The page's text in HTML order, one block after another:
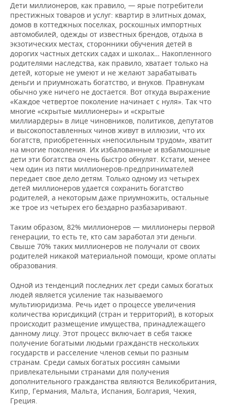
Дети миллионеров, как правило, — ярые потребители
престижных товаров и услуг: квартир в элитных домах,
домов в коттеджных поселках, роскошных импортных
автомобилей, одежды от известных брендов, отдыха в
экзотических местах, сторонники обучения детей в
дорогих частных детских садах и школах… Накопленного
родителями наследства, как правило, хватает только на
детей, которые не умеют и не желают зарабатывать
деньги и приумножать богатство, и внуков. Правнукам
обычно уже ничего не достается. Вот откуда выражение
«Каждое четвертое поколение начинает с нуля». Так что
многие «скрытые миллионеры» и «скрытые
миллиардеры» в лице чиновников, политиков, депутатов
и высокопоставленных чинов живут в иллюзии, что их
богатств, приобретенных «непосильным трудом», хватит
на многие поколения. Их избалованные и взбалмошные
дети эти богатства очень быстро обнулят. Кстати, менее
чем один из пяти миллионеров-предпринимателей
передает свое дело детям. Только одному из четырех
детей миллионеров удается сохранить богатство
родителей, а некоторым даже приумножить, остальные
же трое из четырех его бездарно разбазаривают.
Таким образом, 82% миллионеров — миллионеры первой
генерации, то есть те, кто сам заработал эти деньги.
Свыше 70% таких миллионеров не получали от своих
родителей никакой материальной помощи, кроме оплаты
образования.
Одной из тенденций последних лет среди самых богатых
людей является усиление так называемого
мультиюридизма. Речь идет о процессе увеличения
количества юрисдикций (стран и территорий), в которых
происходит размещение имущества, принадлежащего
данному лицу. Этот процесс включает в себя также
получение богатыми людьми гражданств нескольких
государств и расселение членов семьи по разным
странам. Среди самых богатых россиян самыми
привлекательными странами для получения
дополнительного гражданства являются Великобритания,
Кипр, Германия, Мальта, Испания, Болгария, Чехия,
Греция.